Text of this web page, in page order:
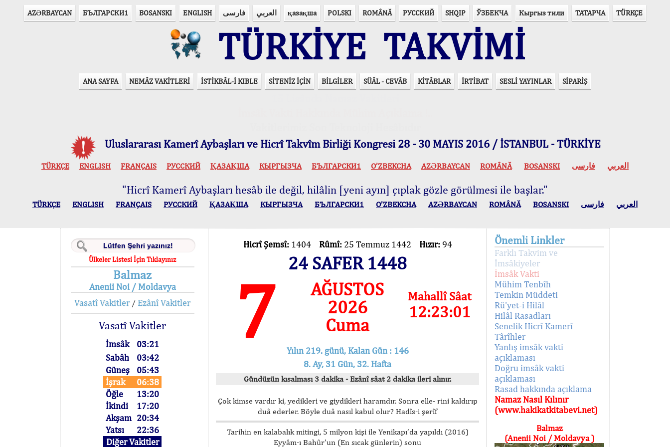
AZӘRBAYCAN БЪЛГАРСКИ1 BOSANSKI ENGLISH فارسی العربي қазақша POLSKI ROMÂNĂ РУССКИЙ SHQIP ЎЗБЕКЧА Кыргыз тили ТАТАРЧА TÜRKÇE
TÜRKİYE TAKVİMİ
ANA SAYFA NEMÂZ VAKİTLERİ İSTİKBÂL-İ KIBLE SİTENİZ İÇİN BİLGİLER SÜÂL - CEVÂB KİTÂBLAR İRTİBAT SESLİ YAYINLAR SİPARİŞ
Uluslararası Kamerî Aybaşları ve Hicrî Takvîm Birliği Kongresi 28 - 30 MAYIS 2016 / İSTANBUL - TÜRKİYE
TÜRKÇE ENGLISH FRANÇAIS РУССКИЙ ҚАЗАҚША КЫPГЫЗЧA БЪЛГАРСКИ1 O’ZBEKCHA AZӘRBAYCAN ROMÂNĂ BOSANSKI العربي فارسی
"Hicrî Kamerî Aybaşları hesâb ile değil, hilâlin [yeni ayın] çıplak gözle görülmesi ile başlar."
TÜRKÇE ENGLISH FRANÇAIS РУССКИЙ ҚАЗАҚША КЫPГЫЗЧA БЪЛГАРСКИ1 O’ZBEKCHA AZӘRBAYCAN ROMÂNĂ BOSANSKI العربي فارسی
Ülkeler Listesi İçin Tıklayınız
Balmaz
Anenii Noi / Moldavya
Vasatî Vakitler/ Ezânî Vakitler
Vasatî Vakitler
İmsâk
03:21
Sabâh
03:42
Güneş
05:43
İşrak
06:38
Öğle
13:20
İkindi
17:20
Akşam 20:34
Yatsı
22:36
Diğer Vakitler
Hicrî Şemsî: 1404 Rûmî: 25 Temmuz 1442 Hızır: 94
24 SAFER 1448
7
AĞUSTOS
2026
Cuma
Mahallî Sâat
12:23:01
Yılın 219. günü, Kalan Gün : 146
8. Ay, 31 Gün, 32. Hafta
Gündüzün kısalması 3 dakika - Ezânî sâat 2 dakika ileri alınır.
Çok kimse vardır ki, yedikleri ve giydikleri haramdır. Sonra elle- rini kaldırıp
duâ ederler. Böyle duâ nasıl kabul olur? Hadîs-i şerîf
Tarihin en kalabalık mitingi, 5 milyon kişi ile Yenikapı’da yapıldı (2016)
Eyyâm-ı Bahûr’un (En sıcak günlerin) sonu
Önemli Linkler
Farklı Takvim ve
İmsâkiyeler
İmsâk Vakti
Mühim Tenbîh
Temkin Müddeti
Rü'yet-i Hilâl
Hilâl Rasadları
Senelik Hicrî Kamerî
Târîhler
Yanlış imsâk vakti
açıklaması
Doğru imsâk vakti
açıklaması
Rasad hakkında açıklama
Namaz Nasıl Kılınır
(www.hakikatkitabevi.net)
Balmaz
(Anenii Noi / Moldavya )